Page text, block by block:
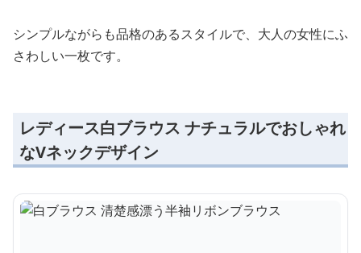
シンプルながらも品格のあるスタイルで、大人の女性にふ
さわしい一枚です。
レディース白ブラウス ナチュラルでおしゃれ
なVネックデザイン